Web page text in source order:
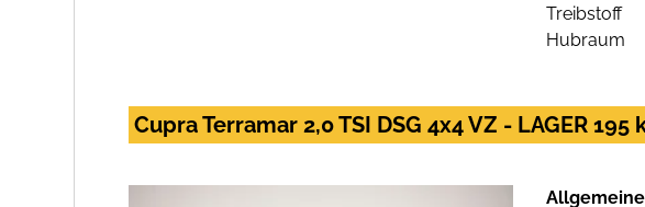
Treibstoff
Hubraum
Cupra Terramar 2,0 TSI DSG 4x4 VZ - LAGER 195